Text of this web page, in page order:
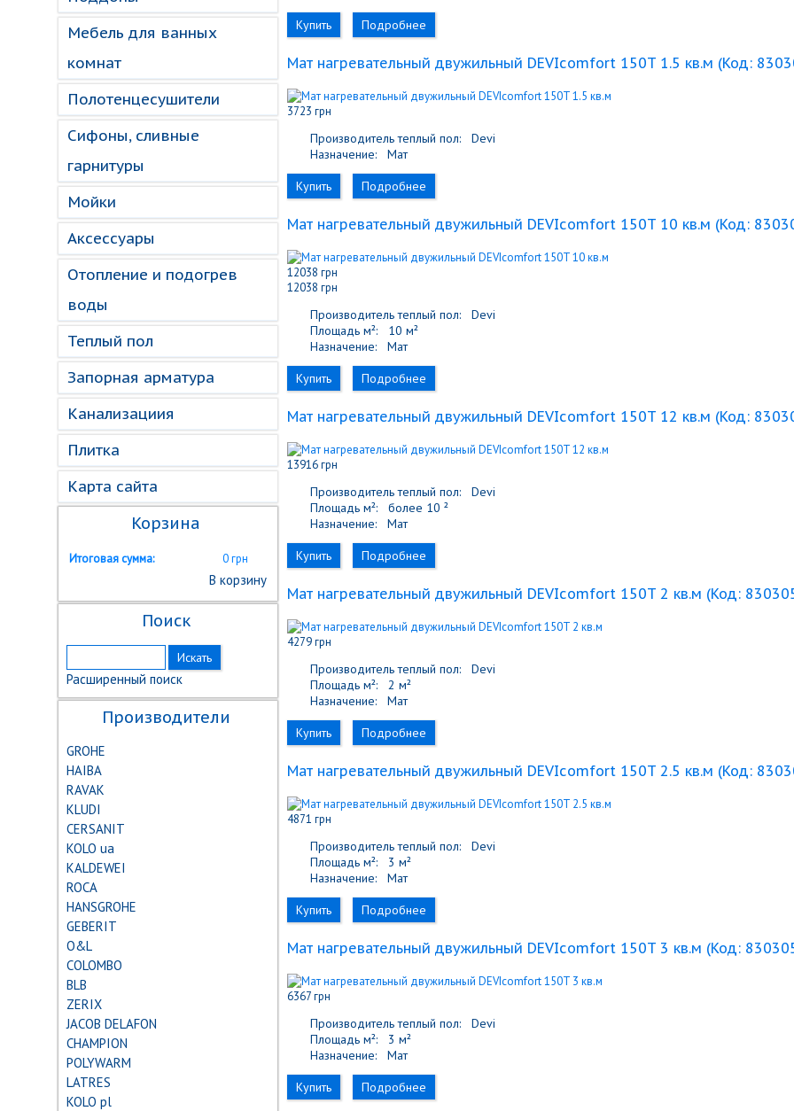
Мебель для ванных
комнат
Полотенцесушители
Сифоны, сливные
гарнитуры
Мойки
Аксессуары
Отопление и подогрев
воды
Теплый пол
Запорная арматура
Канализациия
Плитка
Карта сайта
Корзина
Итоговая сумма: 0 грн
В корзину
Поиск
Расширенный поиск
Производители
GROHE
HAIBA
RAVAK
KLUDI
CERSANIT
KOLO ua
KALDEWEI
ROCA
HANSGROHE
GEBERIT
О&L
COLOMBO
BLB
ZERIX
JACOB DELAFON
CHAMPION
POLYWARM
LATRES
KOLO pl
Купить
Подробнее
Мат нагревательный двужильный DEVIcomfort 150T 1.5 кв.м (Код:
3723 грн
Производитель теплый пол:
Devi
Назначение:
Мат
Купить
Подробнее
Мат нагревательный двужильный DEVIcomfort 150T 10 кв.м (Код:
12038 грн
12038 грн
Производитель теплый пол:
Devi
Площадь м²:
10 м²
Назначение:
Мат
Купить
Подробнее
Мат нагревательный двужильный DEVIcomfort 150T 12 кв.м (Код:
13916 грн
Производитель теплый пол:
Devi
Площадь м²:
более 10 ²
Назначение:
Мат
Купить
Подробнее
Мат нагревательный двужильный DEVIcomfort 150T 2 кв.м (Код:
4279 грн
Производитель теплый пол:
Devi
Площадь м²:
2 м²
Назначение:
Мат
Купить
Подробнее
Мат нагревательный двужильный DEVIcomfort 150T 2.5 кв.м (Код:
4871 грн
Производитель теплый пол:
Devi
Площадь м²:
3 м²
Назначение:
Мат
Купить
Подробнее
Мат нагревательный двужильный DEVIcomfort 150T 3 кв.м (Код:
6367 грн
Производитель теплый пол:
Devi
Площадь м²:
3 м²
Назначение:
Мат
Купить
Подробнее